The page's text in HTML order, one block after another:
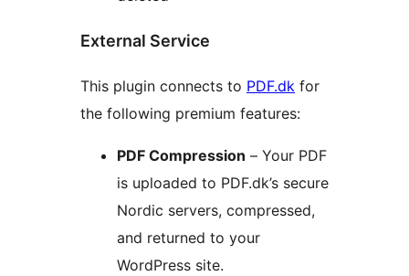
External Service
This plugin connects to PDF.dk for
the following premium features:
PDF Compression – Your PDF
is uploaded to PDF.dk’s secure
Nordic servers, compressed,
and returned to your
WordPress site.